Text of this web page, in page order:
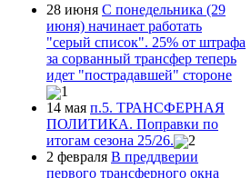
28 июня С понедельника (29
июня) начинает работать
"серый список". 25% от штрафа
за сорванный трансфер теперь
идет "пострадавшей" стороне
1
14 мая п.5. ТРАНСФЕРНАЯ
ПОЛИТИКА. Поправки по
итогам сезона 25/26.
2
2 февраля В преддверии
первого трансферного окна